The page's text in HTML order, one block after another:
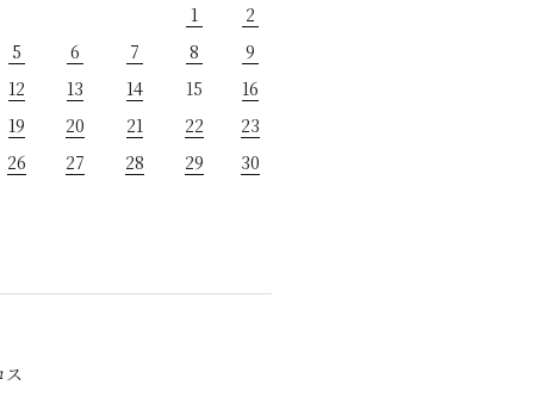
1
2
5 6 7 8
9
12 13 14 15
16
19 20 21 22
23
26 27 28 29
30
ス